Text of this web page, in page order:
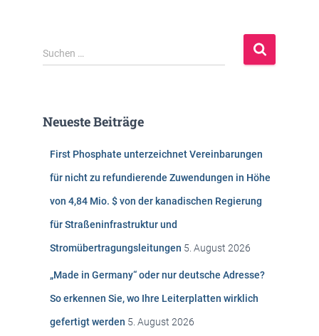
S
u
n
Suchen …
Neueste Beiträge
First Phosphate unterzeichnet Vereinbarungen
für nicht zu refundierende Zuwendungen in Höhe
von 4,84 Mio. $ von der kanadischen Regierung
für Straßeninfrastruktur und
Stromübertragungsleitungen 5. August 2026
„Made in Germany“ oder nur deutsche Adresse?
So erkennen Sie, wo Ihre Leiterplatten wirklich
gefertigt werden 5. August 2026